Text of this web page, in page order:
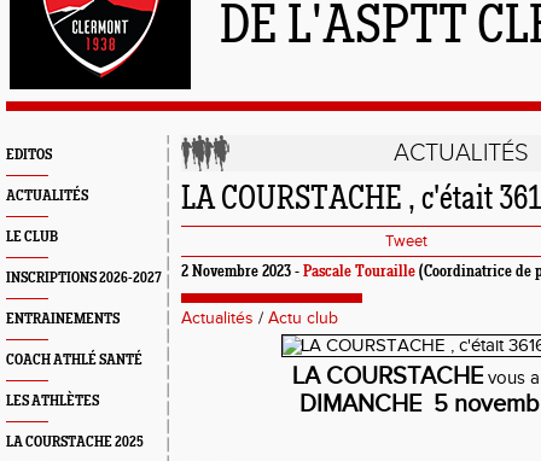
DE L'ASPTT
EDITOS
ACTUALITÉS
LE CLUB
INSCRIPTIONS 2026-2027
ENTRAINEMENTS
COACH ATHLÉ SANTÉ
LES ATHLÈTES
LA COURSTACHE 2025
ACTUALITÉS
LA COURSTACHE , c'était
Tweet
2 Novembre 2023 - Pascale Touraille (Coordinatrice de
Actualités / Actu club
LA COURSTACHEvous
DIMANCHE 5